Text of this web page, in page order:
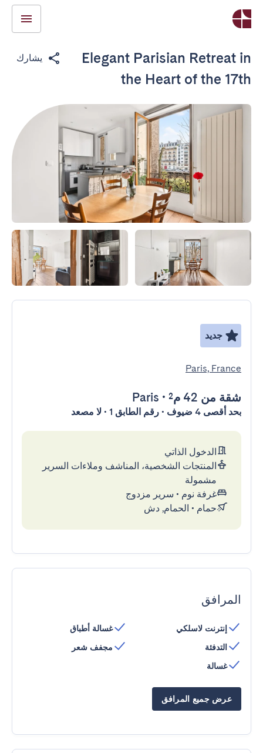
Elegant Parisian Retreat in
the Heart of the 17th
يشارك
جديد
Paris, France
شقة من 42 م² •
Paris
بحد أقصى 4 ضيوف • رقم الطابق 1 • لا مصعد
الدخول الذاتي
المنتجات الشخصية، المناشف وملاءات السرير
مشمولة
غرفة نوم • سرير مزدوج
حمام • الحمام, دش
المرافق
إنترنت لاسلكي
التدفئة
غسالة
غسالة أطباق
مجفف شعر
عرض جميع المرافق